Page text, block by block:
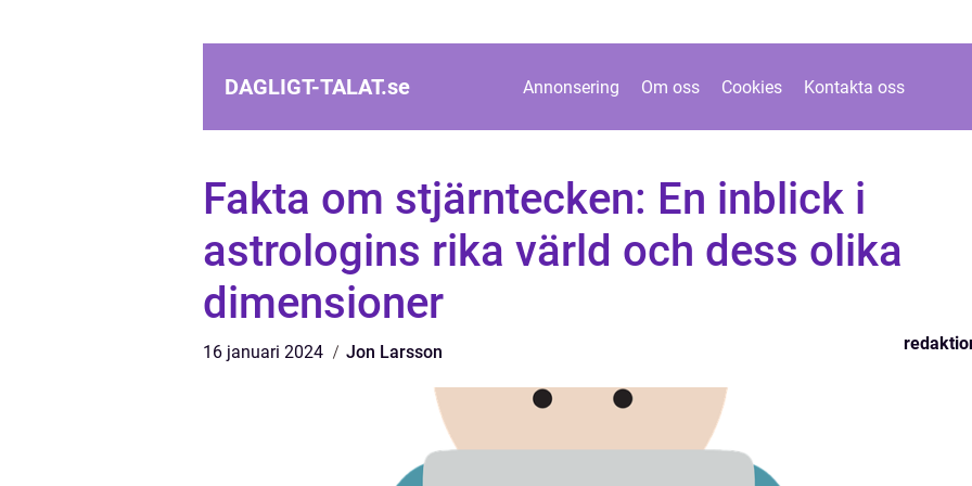
DAGLIGT-TALAT.se Annonsering Om oss Cookies Kontakta oss
Fakta om stjärntecken: En inblick i
astrologins rika värld och dess olika
dimensioner
16 januari 2024 Jon Larsson